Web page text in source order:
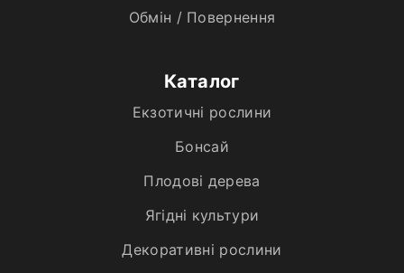
Обмін / Повернення
Каталог
Екзотичні рослини
Бонсай
Плодові дерева
Ягідні культури
Декоративні рослини